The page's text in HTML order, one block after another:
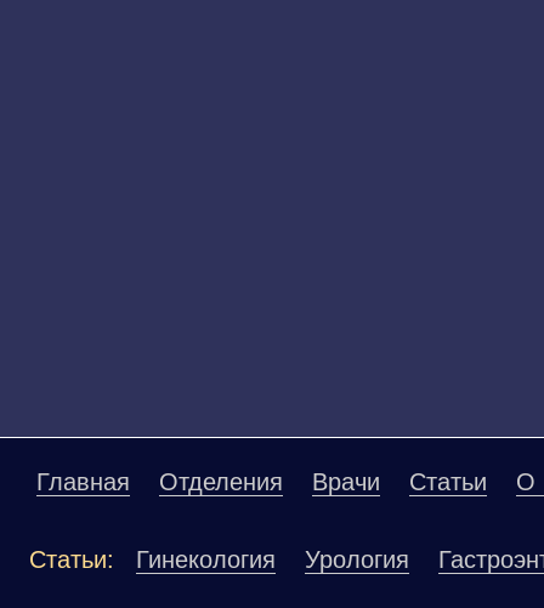
Главная Отделения Врачи Статьи О
Статьи: Гинекология Урология